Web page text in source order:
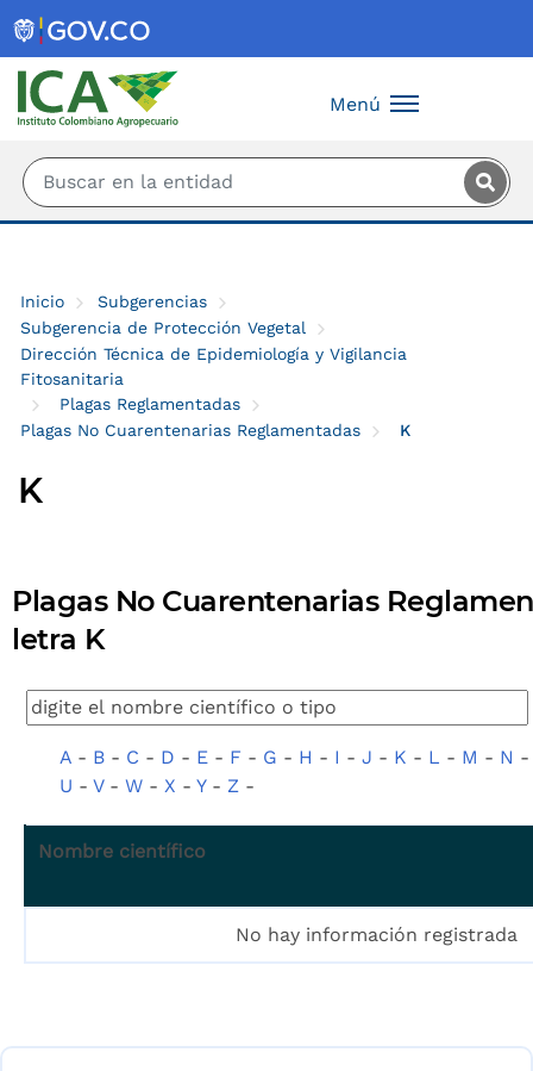
Menú
Inicio
Subgerencias
Subgerencia de Protección Vegetal
Dirección Técnica de Epidemiología y Vigilancia
Fitosanitaria
Plagas Reglamentadas
Plagas No Cuarentenarias Reglamentadas
K
K
Plagas No Cuarentenarias
letra K
A - B - C - D - E - F - G - H - I - J - K - L - M - N
U - V- W - X - Y- Z -
Nombre científico
No hay información registrada